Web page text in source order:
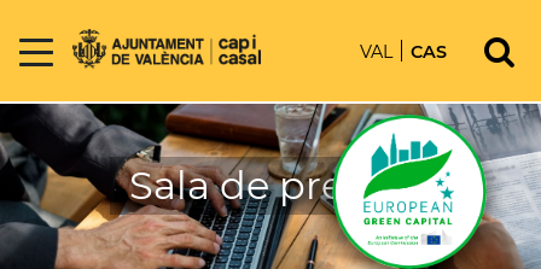
VAL CAS
Sala de prensa